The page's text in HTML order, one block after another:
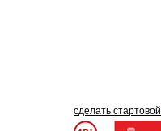
сделать стартовой